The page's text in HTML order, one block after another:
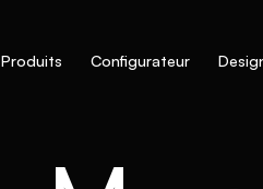
Produits Configurateur